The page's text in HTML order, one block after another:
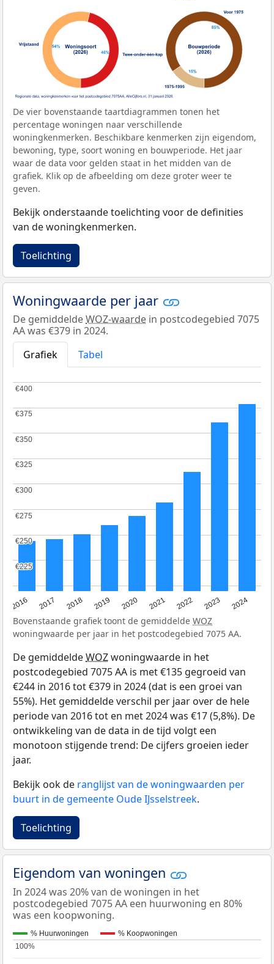
De vier bovenstaande taartdiagrammen tonen het
percentage woningen naar verschillende
woningkenmerken. Beschikbare kenmerken zijn eigendom,
bewoning, type, soort woning en bouwperiode. Het jaar
waar de data voor gelden staat in het midden van de
grafiek. Klik op de afbeelding om deze groter weer te
geven.
Bekijk onderstaande toelichting voor de definities
van de woningkenmerken.
Toelichting
Woningwaarde per jaar
De gemiddeldeWOZ-waarde in postcodegebied 7075
AA was €379 in 2024.
Grafiek
Tabel
2016 2017 2018 2019 2020 2021 2022 2023 2024
€225
€225
€250
€250
€275
€275
€300
€300
€325
€325
€350
€350
€375
€375
€400
€400
Bovenstaande grafiek toont de gemiddelde WOZ
woningwaarde per jaar in het postcodegebied 7075 AA.
De gemiddeldeWOZwoningwaarde in het
postcodegebied 7075 AA is met €135 gegroeid van
€244 in 2016 tot €379 in 2024 (dat is een groei van
55%). Het gemiddelde verschil per jaar over de hele
periode van 2016 tot en met 2024 was €17 (5,8%). De
ontwikkeling van de data in de tijd volgt een
monotoon stijgende trend: De cijfers groeien ieder
jaar.
Bekijk ook de ranglijst van de woningwaarden per
buurt in de gemeente Oude IJsselstreek.
Toelichting
Eigendom van woningen
In 2024 was 20% van de woningen in het
postcodegebied 7075 AA een huurwoning en 80%
was een koopwoning.
% Huurwoningen
% Koopwoningen
100%
100%